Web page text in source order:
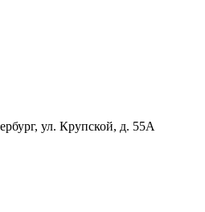
ул. Крупской, д. 55А